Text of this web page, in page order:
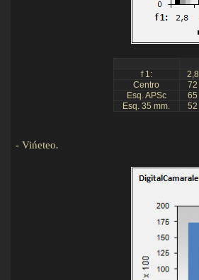
f 1:
2,8
Centro
72
Esq. APSc
65
Esq. 35 mm.
52
- Vińeteo.